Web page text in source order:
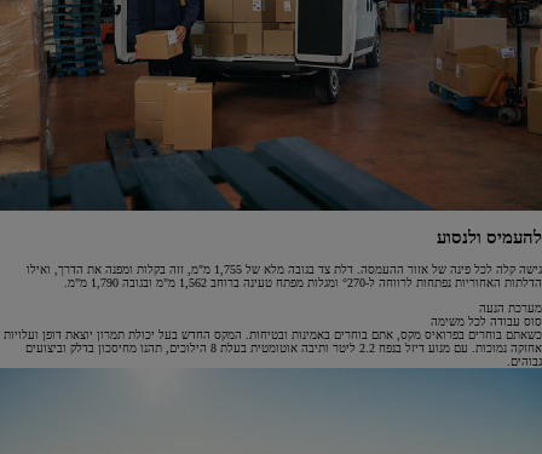
להעמיס ולנסוע
גישה קלה לכל פינה של אזור ההעמסה. דלת צד בגובה מלא של 1,755 מ"מ, זזה בקלות ומפנה את הדרך, ואילו
הדלתות האחוריות נפתחות לרווחה ל-°270 ומגלות מפתח טעינה ברוחב 1,562 מ"מ ובגובה 1,790 מ"מ.
מערכת הנעה
סוס עבודה לכל משימה
כשאתם בוחרים בפרואיס מקס, אתם בוחרים באמינות ובטיחות. המקס החדש בעל יכולת תמרון יוצאת דופן ועלויות
אחזקה נמוכות. עם מנוע דיזל בנפח 2.2 ליטר ותיבה אוטומטית בעלת 8 הילוכים, תהנו מחיסכון בדלק וביצועים
גבוהים.